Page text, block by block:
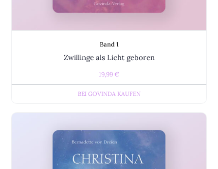
Band 1
Zwillinge als Licht geboren
19,99€
BEI GOVINDA KAUFEN